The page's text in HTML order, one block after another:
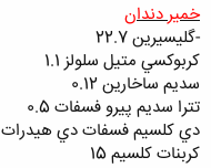
خمير دندان
-گليسيرين 22.7
كربوكسي متيل سلولز 1.1
سديم ساخارين 0.12
تترا سديم پيرو فسفات 0.5
دي كلسيم فسفات دي هيدرات 33.78
كربنات كلسيم 15